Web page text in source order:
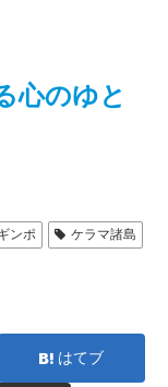
心のゆと
ンポ
ケラマ諸島
はてブ